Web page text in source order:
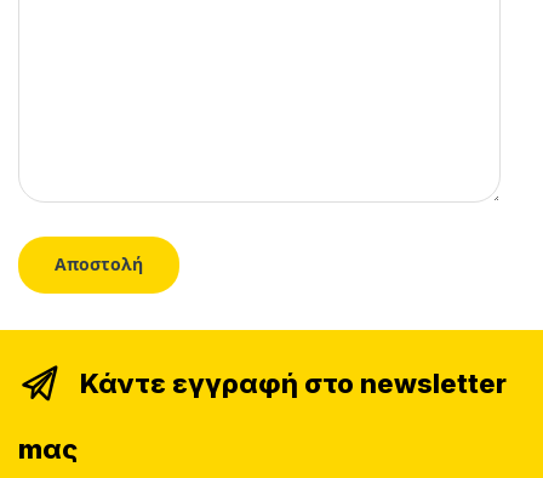
Κάντε εγγραφή στο newsletter
mας